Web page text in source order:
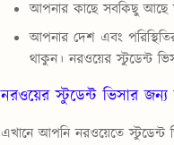
আপনার কাছে সবকিছু আছে
আপনার দেশ এবং
থাকুন।নরওয়ের স্টুডেন্ট
নরওয়ের স্টুডেন্ট ভিসার
এখানে আপনি নরওয়েতে